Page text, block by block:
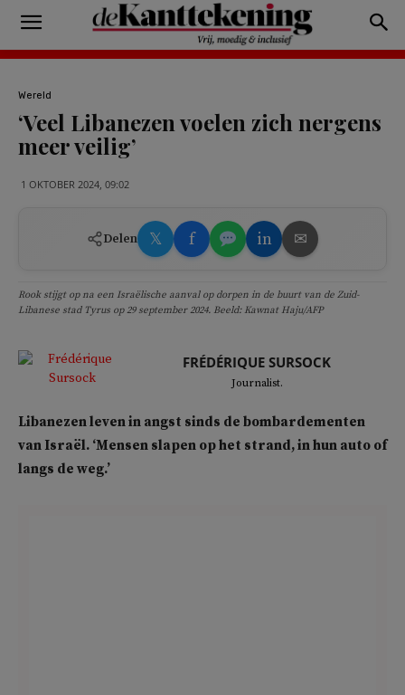
Wereld
‘Veel Libanezen voelen zich nergens
meer veilig’
1 OKTOBER 2024, 09:02
Delen 𝕏 f in ✉
Rook stijgt op na een Israëlische aanval op dorpen in de buurt van de Zuid-
Libanese stad Tyrus op 29 september 2024. Beeld: Kawnat Haju/AFP
FRÉDÉRIQUE SURSOCK
Journalist.
Libanezen leven in angst sinds de bombardementen
van Israël. ‘Mensen slapen op het strand, in hun auto of
langs de weg.’